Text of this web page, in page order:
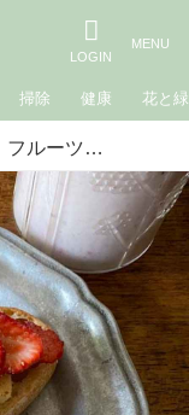
掃除 健康 花と緑
美肌効果に期待、フルーツが主役の朝ごはん。サブの食材でタンパク質を補って｜料理家・田内しょうこのタンパク質朝ごはん改革